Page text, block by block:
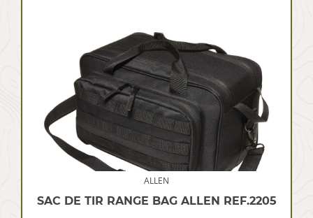
ALLEN
SAC DE TIR RANGE BAG ALLEN REF.2205